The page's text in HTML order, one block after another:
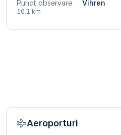
Punct observare · Vihren
10.1 km
Aeroporturi